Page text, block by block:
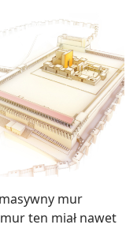
mur
ten miał nawet